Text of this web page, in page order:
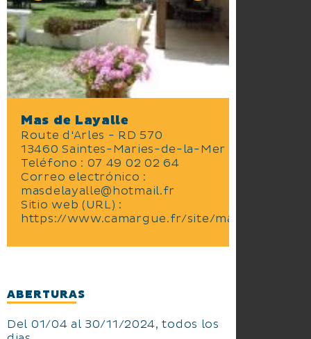
Mas de Layalle
Route d'Arles - RD 570
13460 Saintes-Maries-de-la-Mer
Teléfono : 07 49 02 02 64
Correo electrónico :
masdelayalle@hotmail.fr
Sitio web (URL) :
https://www.camargue.fr/site/masdelayalle
ABERTURAS
Del 01/04 al 30/11/2024, todos los